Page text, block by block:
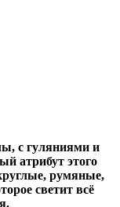
с гуляниями и
атрибут этого
румяные,
светит всё